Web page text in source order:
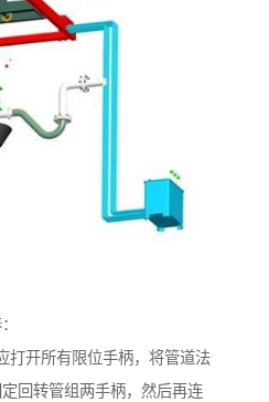
打开所有限位手柄，将管道法
回转管组两手柄，然后再连